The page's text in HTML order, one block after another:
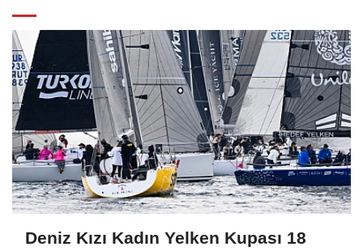
Deniz Kızı Kadın Yelken Kupası 18